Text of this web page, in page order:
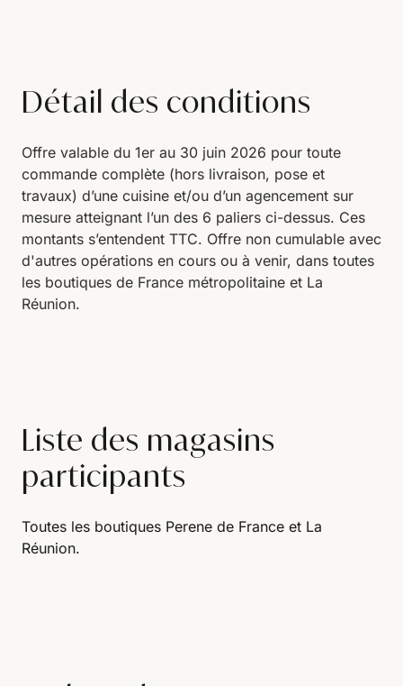
Détail des conditions
Offre valable du 1er au 30 juin 2026 pour toute
commande complète (hors livraison, pose et
travaux) d’une cuisine et/ou d’un agencement sur
mesure atteignant l’un des 6 paliers ci-dessus. Ces
montants s’entendent TTC. Offre non cumulable avec
d'autres opérations en cours ou à venir, dans toutes
les boutiques de France métropolitaine et La
Réunion.
Liste des magasins
participants
Toutes les boutiques Perene de France et La
Réunion.